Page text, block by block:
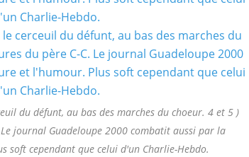
du défunt, au bas des marches du choeur. 4 et 5 )
journal Guadeloupe 2000 combatit aussi par la
soft cependant que celui d'un Charlie-Hebdo.